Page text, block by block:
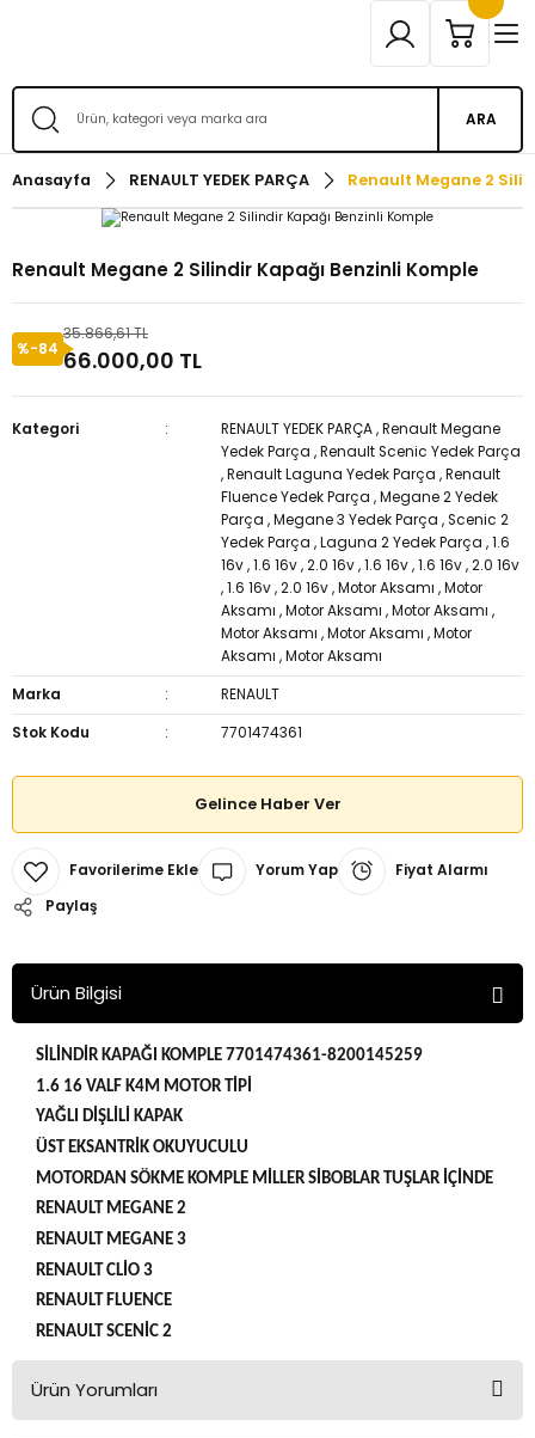
ARA
Anasayfa RENAULT YEDEK PARÇA Renault Megane 2
Renault Megane 2 Silindir Kapağı Benzinli Komple
%-84
35.866,61 TL
66.000,00 TL
Kategori RENAULT YEDEK PARÇA ,Renault Megane
Yedek Parça ,Renault Scenic Yedek Parça
,Renault Laguna Yedek Parça ,Renault
Fluence Yedek Parça ,Megane 2 Yedek
Parça ,Megane 3 Yedek Parça ,Scenic 2
Yedek Parça ,Laguna 2 Yedek Parça ,1.6
16v ,1.6 16v ,2.0 16v ,1.6 16v ,1.6 16v ,2.0 16v
,1.6 16v ,2.0 16v ,Motor Aksamı ,Motor
Aksamı ,Motor Aksamı ,Motor Aksamı ,
Motor Aksamı ,Motor Aksamı ,Motor
Aksamı ,Motor Aksamı
Marka
RENAULT
Stok Kodu
7701474361
Gelince Haber Ver
Yorum Yap
Fiyat Alarmı
Paylaş
Ürün Bilgisi
SİLİNDİR KAPAĞI KOMPLE 7701474361-8200145259
1.6 16 VALF K4M MOTOR TİPİ
YAĞLI DİŞLİLİ KAPAK
ÜST EKSANTRİK OKUYUCULU
MOTORDAN SÖKME KOMPLE MİLLER SİBOBLAR TUŞLAR İÇİNDE
RENAULT MEGANE 2
RENAULT MEGANE 3
RENAULT CLİO 3
RENAULT FLUENCE
RENAULT SCENİC 2
Ürün Yorumları